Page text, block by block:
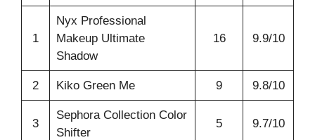
1
Nyx Professional
Makeup Ultimate
Shadow
16 9.9/10
2 Kiko Green Me 9 9.8/10
3
Sephora Collection Color
Shifter
5 9.7/10